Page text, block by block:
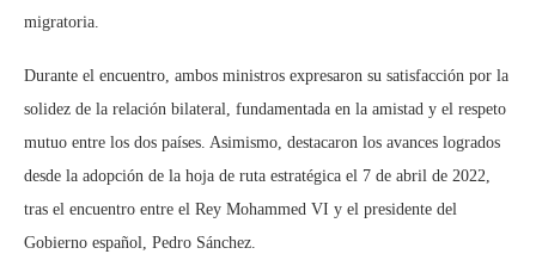
migratoria.
Durante el encuentro, ambos ministros expresaron su satisfacción por la
solidez de la relación bilateral, fundamentada en la amistad y el respeto
mutuo entre los dos países. Asimismo, destacaron los avances logrados
desde la adopción de la hoja de ruta estratégica el 7 de abril de 2022,
tras el encuentro entre el Rey Mohammed VI y el presidente del
Gobierno español, Pedro Sánchez.